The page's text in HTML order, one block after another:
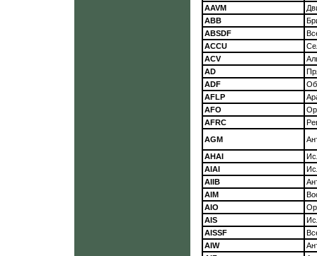
AAVM
АВВ
ABSDF
ACCU
ACV
AD
ADF
AFLP
AFO
AFRC
AGM
AHAI
AIAI
AIIB
AIM
AIO
AIS
AISSF
AIW